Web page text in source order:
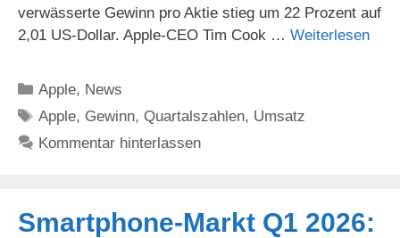
verwässerte Gewinn pro Aktie stieg um 22 Prozent auf
2,01 US-Dollar. Apple-CEO Tim Cook … Weiterlesen
Kategorien
Apple, News
Schlagwörter
Apple, Gewinn,Quartalszahlen, Umsatz
Kommentar hinterlassen
Smartphone-Markt Q1 2026: